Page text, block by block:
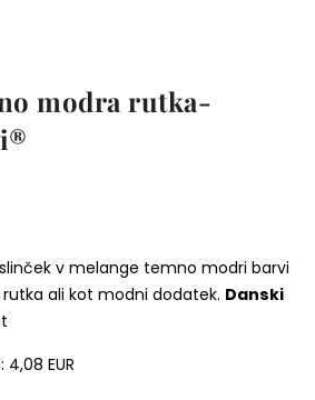
modra rutka-
v melange temno modri barvi
rutka ali kot modni dodatek. Danski
4,08 EUR